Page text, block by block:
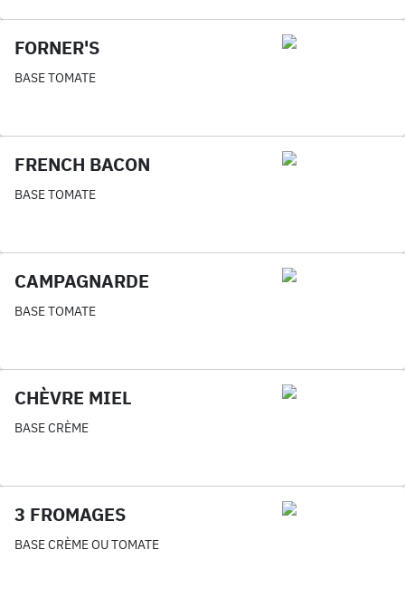
FORNER'S
BASE TOMATE
FRENCH BACON
BASE TOMATE
CAMPAGNARDE
BASE TOMATE
CHÈVRE MIEL
BASE CRÈME
3 FROMAGES
BASE CRÈME OU TOMATE